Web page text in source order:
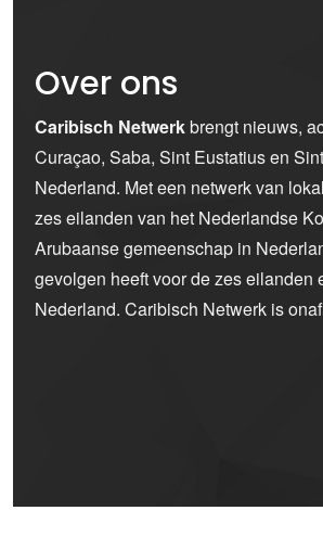
Over ons
Caribisch Netwerkbrengt nieuws,
Curaçao, Saba, Sint Eustatius en
Nederland. Met een netwerk van
zes eilanden van het Nederlandse
Arubaanse gemeenschap in
gevolgen heeft voor de zes
Nederland. Caribisch Netwerk is